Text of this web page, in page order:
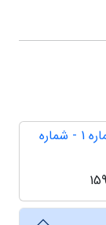
دوره 38، شماره 1 - شماره